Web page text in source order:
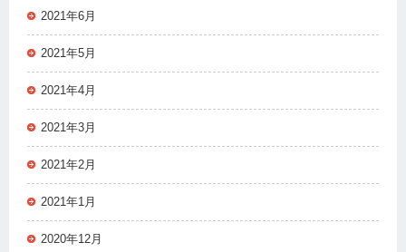
2021年6月
2021年5月
2021年4月
2021年3月
2021年2月
2021年1月
2020年12月